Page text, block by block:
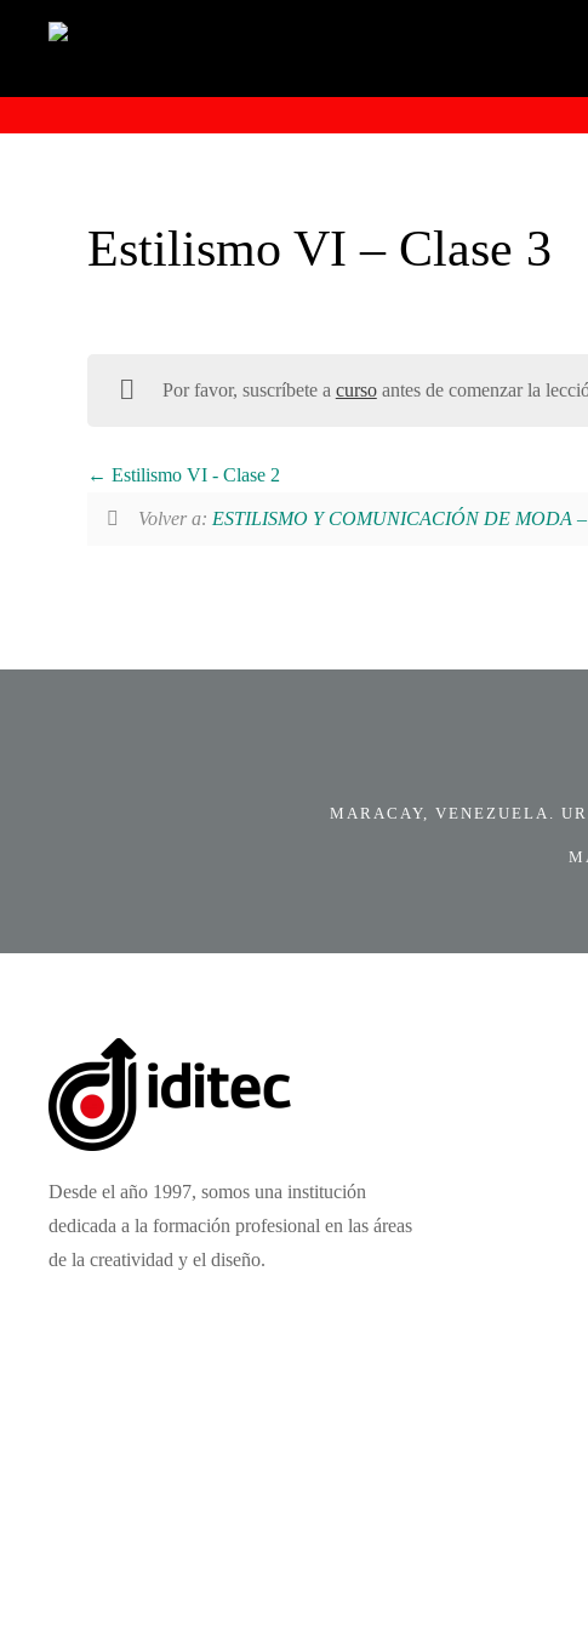
Estilismo VI – Clase 3
Por favor, suscríbete a cursoantes de comenzar la
Estilismo VI - Clase 2
Volver a: ESTILISMO Y COMUNICACIÓN DE MODA
MARACAY, VENEZUELA.
Desde el año 1997, somos una institución
dedicada a la formación profesional en las áreas
de la creatividad y el diseño.